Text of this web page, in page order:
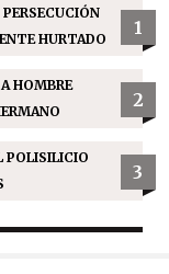
HURTADO
1
HOMBRE
2
POLISILICIO
3